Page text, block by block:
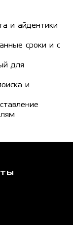
и айдентики
сроки и с
для
и